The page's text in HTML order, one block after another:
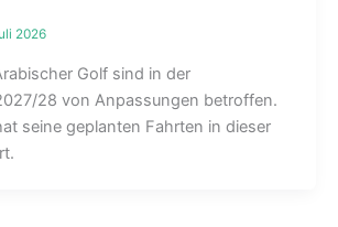
2026
Golf sind in der
28 von Anpassungen betroffen.
seine geplanten Fahrten in dieser